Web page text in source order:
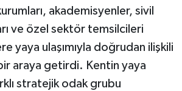
akademisyenler, sivil
ve özel sektör temsilcileri
yaya ulaşımıyla doğrudan ilişkili
araya getirdi. Kentin yaya
stratejik odak grubu